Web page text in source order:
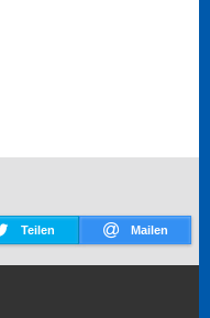
Teilen Mailen